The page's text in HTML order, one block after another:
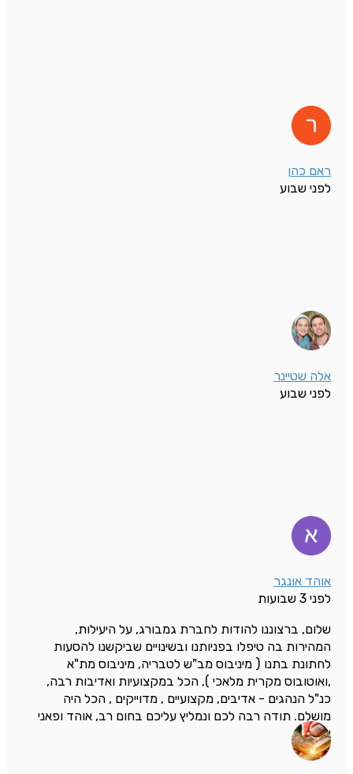
ראם כהן
לפני שבוע
אלה שטיינר
לפני שבוע
אוהד אונגר
לפני 3 שבועות
שלום, ברצוננו להודות לחברת גמבורג, על היעילות,
המהירות בה טיפלו בפניותנו ובשינויים שביקשנו להסעות
לחתונת בתנו ( מיניבוס מב"ש לטבריה, מיניבוס מת"א
,ואוטובוס מקרית מלאכי ), הכל במקצועיות ואדיבות רבה,
כנ"ל הנהגים - אדיבים, מקצועיים , מדוייקים , הכל היה
מושלם. תודה רבה לכם ונמליץ עליכם בחום רב, אוהד ופאני
אונגר